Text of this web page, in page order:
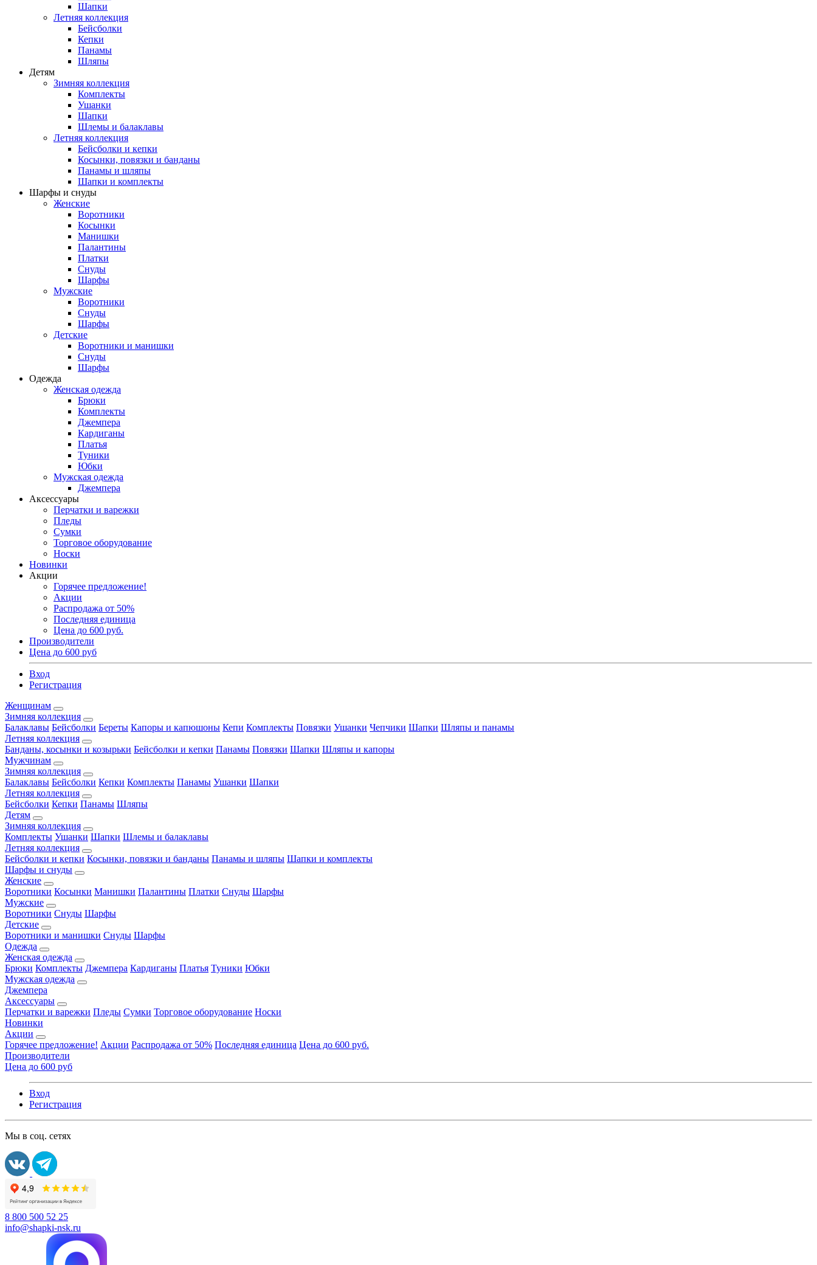
Шапки
Летняя коллекция
Бейсболки
Кепки
Панамы
Шляпы
Детям
Зимняя коллекция
Комплекты
Ушанки
Шапки
Шлемы и балаклавы
Летняя коллекция
Бейсболки и кепки
Косынки, повязки и банданы
Панамы и шляпы
Шапки и комплекты
Шарфы и снуды
Женские
Воротники
Косынки
Манишки
Палантины
Платки
Снуды
Шарфы
Мужские
Воротники
Снуды
Шарфы
Детские
Воротники и манишки
Снуды
Шарфы
Одежда
Женская одежда
Брюки
Комплекты
Джемпера
Кардиганы
Платья
Туники
Юбки
Мужская одежда
Джемпера
Аксессуары
Перчатки и варежки
Пледы
Сумки
Торговое оборудование
Носки
Новинки
Акции
Горячее предложение!
Акции
Распродажа от 50%
Последняя единица
Цена до 600 руб.
Производители
Цена до 600 руб
Вход
Регистрация
Женщинам
Зимняя коллекция
Балаклавы Бейсболки Береты Капоры и капюшоны Кепи Комплекты Повязки Ушанки Чепчики Шапки Шляпы и панамы
Летняя коллекция
Банданы, косынки и козырьки Бейсболки и кепки Панамы Повязки Шапки Шляпы и капоры
Мужчинам
Зимняя коллекция
Балаклавы Бейсболки Кепки Комплекты Панамы Ушанки Шапки
Летняя коллекция
Бейсболки Кепки Панамы Шляпы
Детям
Зимняя коллекция
Комплекты Ушанки Шапки Шлемы и балаклавы
Летняя коллекция
Бейсболки и кепки Косынки, повязки и банданы Панамы и шляпы Шапки и комплекты
Шарфы и снуды
Женские
Воротники Косынки Манишки Палантины Платки Снуды Шарфы
Мужские
Воротники Снуды Шарфы
Детские
Воротники и манишки Снуды Шарфы
Одежда
Женская одежда
Брюки Комплекты Джемпера Кардиганы Платья Туники Юбки
Мужская одежда
Джемпера
Аксессуары
Перчатки и варежки Пледы Сумки Торговое оборудование Носки
Новинки
Акции
Горячее предложение! Акции Распродажа от 50% Последняя единица Цена до 600 руб.
Производители
Цена до 600 руб
Вход
Регистрация
Мы в соц. сетях
8 800 500 52 25
info@shapki-nsk.ru